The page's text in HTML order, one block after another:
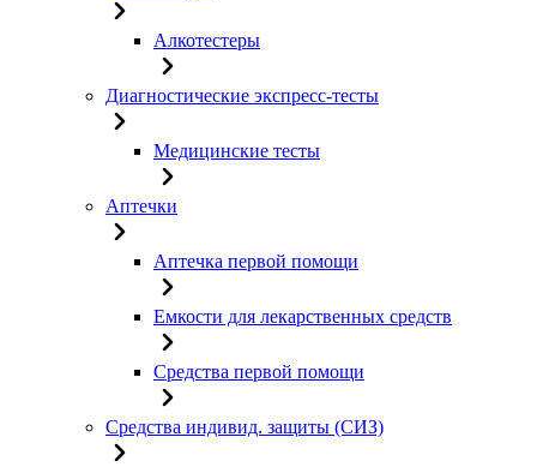
Алкотестеры
Диагностические экспресс-тесты
Медицинские тесты
Аптечки
Аптечка первой помощи
Емкости для лекарственных средств
Средства первой помощи
Средства индивид. защиты (СИЗ)